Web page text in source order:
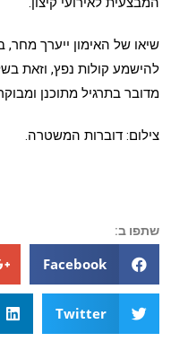
שיאו של האימון ייערך מחר,
להישמע קולות נפץ, וזאת
מדובר בתרגיל מתוכנן
צילום: דוברות המשטרה.
שתפו ב:
Facebook
Twitter